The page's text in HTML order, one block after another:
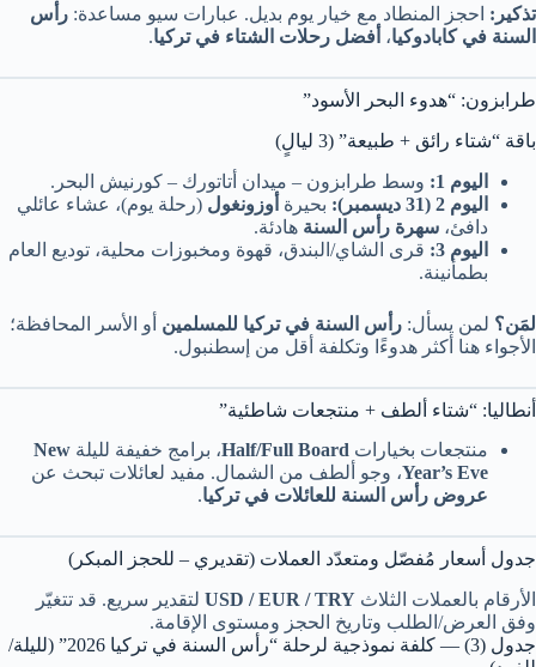
تذكير: احجز المنطاد مع خيار يوم بديل. عبارات سيو مساعدة: رأس
السنة في كابادوكيا، أفضل رحلات الشتاء في تركيا.
طرابزون: “هدوء البحر الأسود”
باقة “شتاء رائق + طبيعة” (3 ليالٍ)
اليوم 1:
وسط طرابزون – ميدان أتاتورك – كورنيش البحر.
اليوم 2 (31 ديسمبر):
بحيرة أوزونغول (رحلة يوم)، عشاء عائلي
دافئ، سهرة رأس السنة هادئة.
اليوم 3:
قرى الشاي/البندق، قهوة ومخبوزات محلية، توديع العام
بطمأنينة.
لمَن؟ لمن يسأل: رأس السنة في تركيا للمسلمين أو الأسر المحافظة؛
الأجواء هنا أكثر هدوءًا وتكلفة أقل من إسطنبول.
أنطاليا: “شتاء ألطف + منتجعات شاطئية”
منتجعات بخيارات Half/Full Board، برامج خفيفة لليلة New
Year’s Eve، وجو ألطف من الشمال. مفيد لعائلات تبحث عن
عروض رأس السنة للعائلات في تركيا.
جدول أسعار مُفصّل ومتعدّد العملات (تقديري – للحجز المبكر)
الأرقام بالعملات الثلاث USD / EUR / TRY لتقدير سريع. قد تتغيّر
وفق العرض/الطلب وتاريخ الحجز ومستوى الإقامة.
جدول (3) — كلفة نموذجية لرحلة “رأس السنة في تركيا 2026” (لليلة/